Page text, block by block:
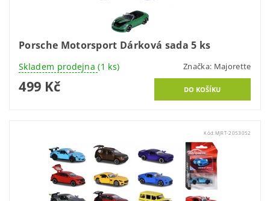
Porsche Motorsport Dárková sada 5 ks
Skladem prodejna(1 ks) Značka: Majorette
499 Kč
Kód: MJRT-2053052